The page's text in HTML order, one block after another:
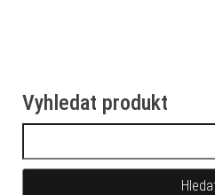
Vyhledat produkt